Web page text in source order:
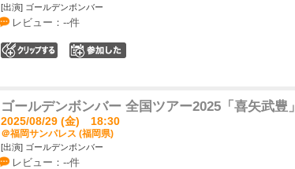
[出演] ゴールデンボンバー
レビュー：--件
ゴールデンボンバー 全国ツアー2025「喜矢武豊」
2025/08/29 (金) 18:30
＠福岡サンパレス (福岡県)
[出演] ゴールデンボンバー
レビュー：--件